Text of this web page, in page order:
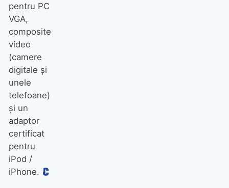
pentru PC
VGA,
composite
video
(camere
digitale şi
unele
telefoane)
şi un
adaptor
certificat
pentru
iPod /
iPhone.